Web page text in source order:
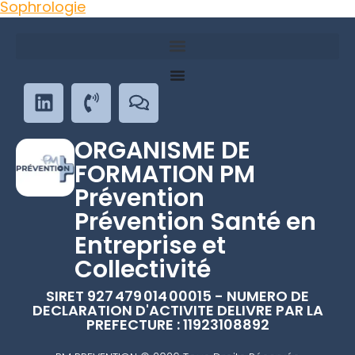
Sophrologie
ORGANISME DE
FORMATION PM
Prévention
Prévention Santé en
Entreprise et
Collectivité
SIRET 927 479 014 00015 - NUMERO DE
DECLARATION D'ACTIVITE DELIVRE PAR LA
PREFECTURE : 11923108892